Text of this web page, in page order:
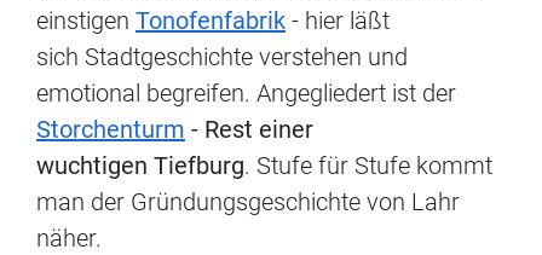
einstigen Tonofenfabrik - hier läßt
sich Stadtgeschichte verstehen und
emotional begreifen. Angegliedert ist der
Storchenturm - Rest einer
wuchtigen Tiefburg. Stufe für Stufe kommt
man der Gründungsgeschichte von Lahr
näher.